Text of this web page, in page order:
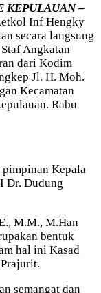
KEPULAUAN –
Inf Hengky
secara langsung
Angkatan
dari Kodim
Jl. H. Moh.
Kecamatan
Rabu
Kepala
Dr. Dudung
M.M., M.Han
bentuk
hal ini Kasad
semangat dan